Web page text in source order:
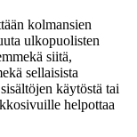
kolmansien
ulkopuolisten
siitä,
sellaisista
käytöstä tai
helpottaa